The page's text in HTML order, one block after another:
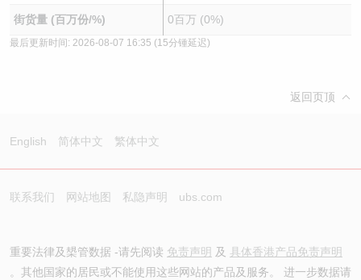
街货量 (百万份/%) 0百万 (0%)
最后更新时间: 2026-08-07 16:35 (15分锺延迟)
返回页顶
English 简体中文 繁体中文
联系我们 网站地图 私隐声明 ubs.com
重要法律及槼管数据 -请先阅读 免责声明 及 具体香港产品免责声明
。其他国家的居民或不能使用这些网站的产品及服务。 进一步数据请